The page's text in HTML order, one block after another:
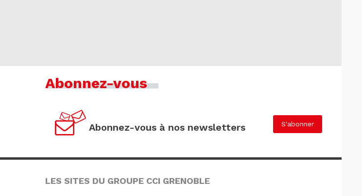
Abonnez-vous
Abonnez-vous à nos newsletters S'abonner
LES SITES DU GROUPE CCI GRENOBLE